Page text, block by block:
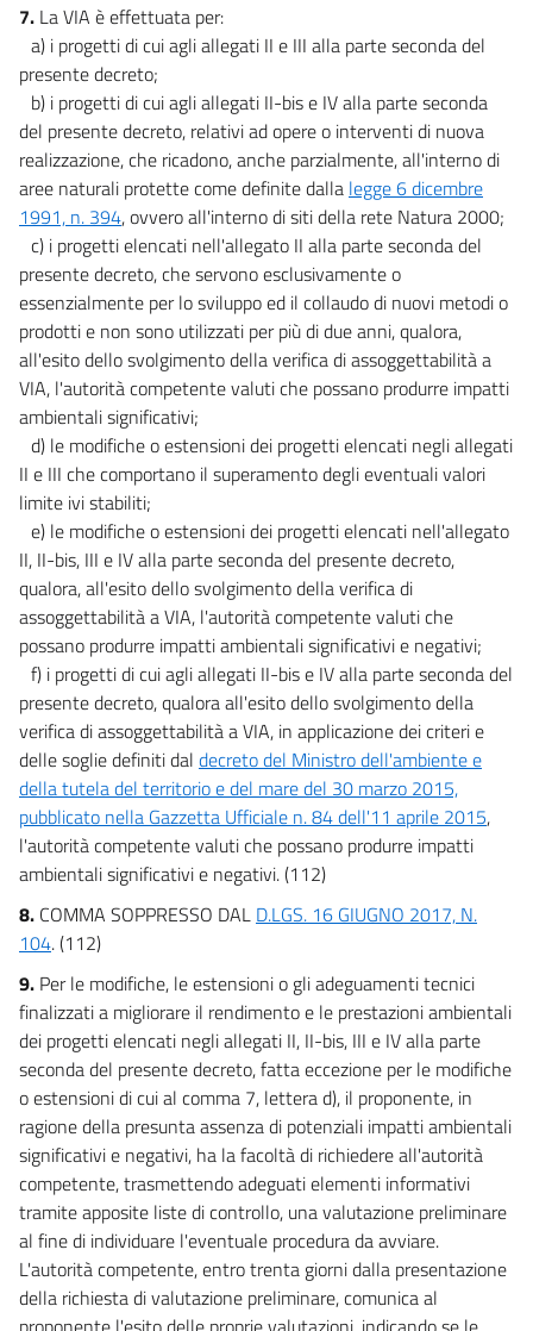
60
61
62
63
63 bis
TITOLO II
I DISTRETTI IDROGRAFICI, GLI STRUMENTI, GLI INTERVENTI
CAPO I
I DISTRETTI IDROGRAFICI
64
CAPO II
GLI STRUMENTI
65
66
67
68
68 bis
CAPO III
GLI INTERVENTI
69
70
71
72
72 bis
SEZIONE II
TUTELA DELLE ACQUE DALL'INQUINAMENTO
TITOLO I
73
74
75
TITOLO II
OBIETTIVI DI QUALITÀ
CAPO I
OBIETTIVO DI QUALITÀ AMBIENTALE E OBIETTIVO DI QUALITÀ PER
SPECIFICA DESTINAZIONE
76
77
78
78 bis
78 ter
7. La VIA è effettuata per:
a) i progetti di cui agli allegati II e III alla parte seconda del
presente decreto;
b) i progetti di cui agli allegati II-bis e IV alla parte seconda
del presente decreto, relativi ad opere o interventi di nuova
realizzazione, che ricadono, anche parzialmente, all'interno di
aree naturali protette come definite dalla legge 6 dicembre
1991, n. 394, ovvero all'interno di siti della rete Natura 2000;
c) i progetti elencati nell'allegato II alla parte seconda del
presente decreto, che servono esclusivamente o
essenzialmente per lo sviluppo ed il collaudo di nuovi metodi o
prodotti e non sono utilizzati per più di due anni, qualora,
all'esito dello svolgimento della verifica di assoggettabilità a
VIA, l'autorità competente valuti che possano produrre impatti
ambientali significativi;
d) le modifiche o estensioni dei progetti elencati negli allegati
II e III che comportano il superamento degli eventuali valori
limite ivi stabiliti;
e) le modifiche o estensioni dei progetti elencati nell'allegato
II, II-bis, III e IV alla parte seconda del presente decreto,
qualora, all'esito dello svolgimento della verifica di
assoggettabilità a VIA, l'autorità competente valuti che
possano produrre impatti ambientali significativi e negativi;
f) i progetti di cui agli allegati II-bis e IV alla parte seconda del
presente decreto, qualora all'esito dello svolgimento della
verifica di assoggettabilità a VIA, in applicazione dei criteri e
delle soglie definiti dal decreto del Ministro dell'ambiente e
della tutela del territorio e del mare del 30 marzo 2015,
pubblicato nella Gazzetta Ufficiale n. 84 dell'11 aprile 2015,
l'autorità competente valuti che possano produrre impatti
ambientali significativi e negativi. (112)
8. COMMA SOPPRESSO DAL D.LGS. 16 GIUGNO 2017, N.
104. (112)
9. Per le modifiche, le estensioni o gli adeguamenti tecnici
finalizzati a migliorare il rendimento e le prestazioni ambientali
dei progetti elencati negli allegati II, II-bis, III e IV alla parte
seconda del presente decreto, fatta eccezione per le modifiche
o estensioni di cui al comma 7, lettera d), il proponente, in
ragione della presunta assenza di potenziali impatti ambientali
significativi e negativi, ha la facoltà di richiedere all'autorità
competente, trasmettendo adeguati elementi informativi
tramite apposite liste di controllo, una valutazione preliminare
al fine di individuare l'eventuale procedura da avviare.
L'autorità competente, entro trenta giorni dalla presentazione
della richiesta di valutazione preliminare, comunica al